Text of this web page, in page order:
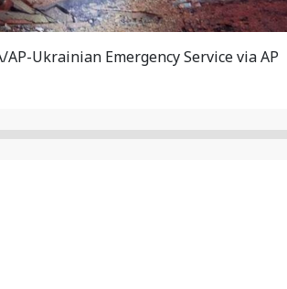
Ukrainian Emergency Service via AP